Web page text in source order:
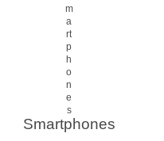
Smartphones